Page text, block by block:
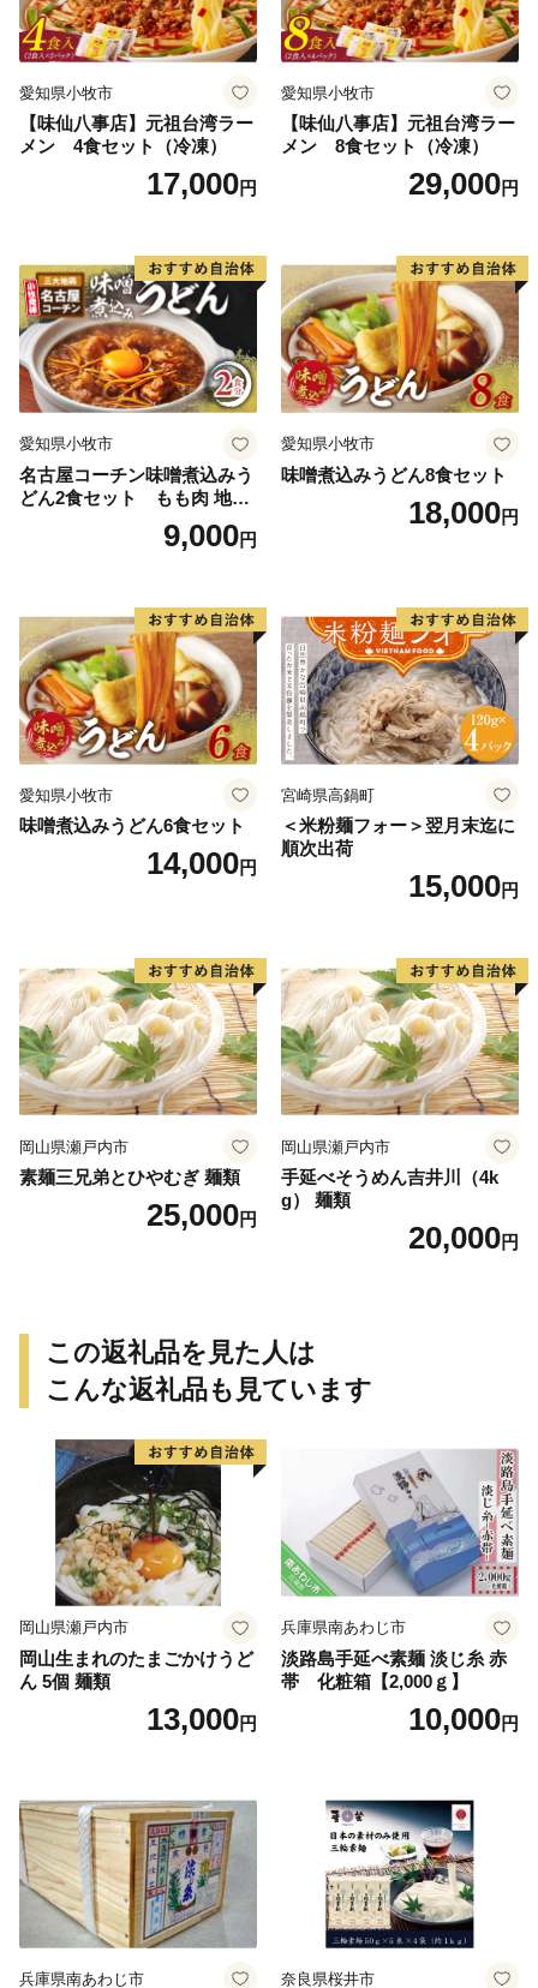
愛知県小牧市
【味仙八事店】元祖台湾ラー
メン 4食セット（冷凍）
17,000円
愛知県小牧市
【味仙八事店】元祖台湾ラー
メン 8食セット（冷凍）
29,000円
愛知県小牧市
名古屋コーチン味噌煮込みう
どん2食セット もも肉 地鶏
9,000円
愛知県小牧市
味噌煮込みうどん8食セット
18,000円
愛知県小牧市
味噌煮込みうどん6食セット
14,000円
宮崎県高鍋町
＜米粉麺フォー＞翌月末迄に
順次出荷
15,000円
岡山県瀬戸内市
素麺三兄弟とひやむぎ 麺類
25,000円
岡山県瀬戸内市
手延べそうめん吉井川（4k
g） 麺類
20,000円
この返礼品を見た人は
こんな返礼品も見ています
岡山県瀬戸内市
岡山生まれのたまごかけうど
ん 5個 麺類
13,000円
兵庫県南あわじ市
淡路島手延べ素麺 淡じ糸 赤
帯 化粧箱【2,000ｇ】
10,000円
兵庫県南あわじ市 奈良県桜井市